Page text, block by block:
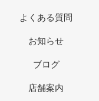
よくある質問
お知らせ
ブログ
店舗案内